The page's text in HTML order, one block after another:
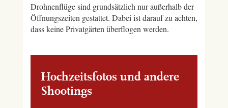
Drohnenflüge sind grundsätzlich nur außerhalb der
Öffnungszeiten gestattet. Dabei ist darauf zu achten,
dass keine Privatgärten überflogen werden.
Hochzeitsfotos und andere
Shootings